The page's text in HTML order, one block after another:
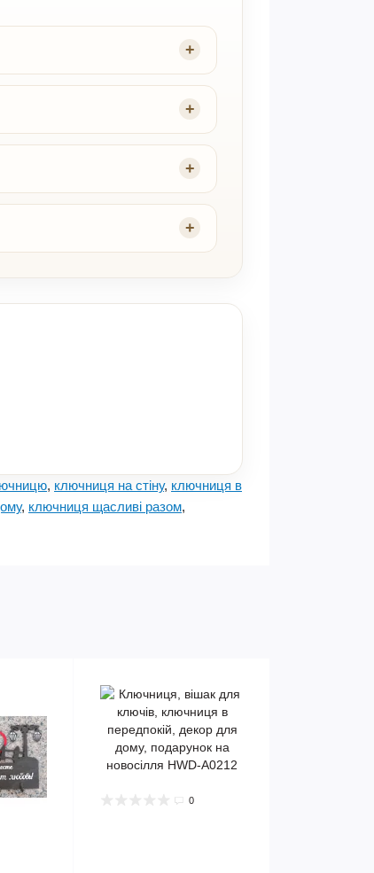
, ключниця на стіну, ключниця в
, ключниця щасливі разом,
0